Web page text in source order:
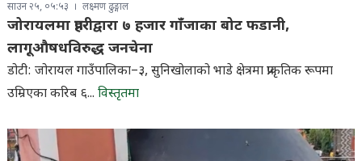
साउन २५, ०५:५३ लक्ष्मण ढुङ्गाल
जोरायलमा प्रहरीद्वारा ७ हजार गाँजाका बोट फडानी,
लागूऔषधविरुद्ध जनचेना
डोटी: जोरायल गाउँपालिका–३, सुनिखोलाको भाडे क्षेत्रमा प्राकृतिक रूपमा
उम्रिएका करिब ६... विस्तृतमा